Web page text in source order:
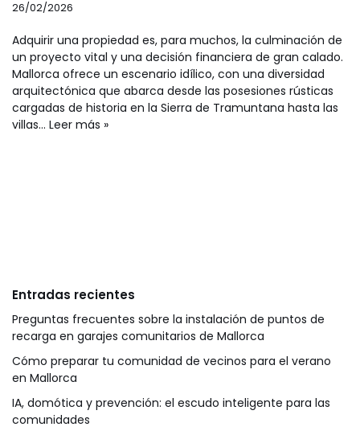
26/02/2026
Adquirir una propiedad es, para muchos, la culminación de
un proyecto vital y una decisión financiera de gran calado.
Mallorca ofrece un escenario idílico, con una diversidad
arquitectónica que abarca desde las posesiones rústicas
cargadas de historia en la Sierra de Tramuntana hasta las
villas… Leer más »
Entradas recientes
Preguntas frecuentes sobre la instalación de puntos de
recarga en garajes comunitarios de Mallorca
Cómo preparar tu comunidad de vecinos para el verano
en Mallorca
IA, domótica y prevención: el escudo inteligente para las
comunidades